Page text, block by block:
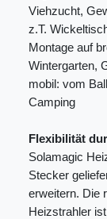
Viehzucht,
z.T.
Montage auf
Wintergarten,
mobil: vom
Camping
Flexibilität
Solamagic
Stecker
erweitern. Die
Heizstrahler